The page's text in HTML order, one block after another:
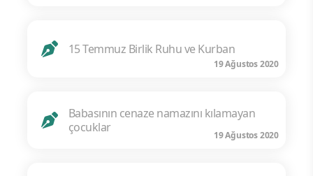
15 Temmuz Birlik Ruhu ve Kurban
19 Ağustos 2020
Babasının cenaze namazını kılamayan
çocuklar
19 Ağustos 2020